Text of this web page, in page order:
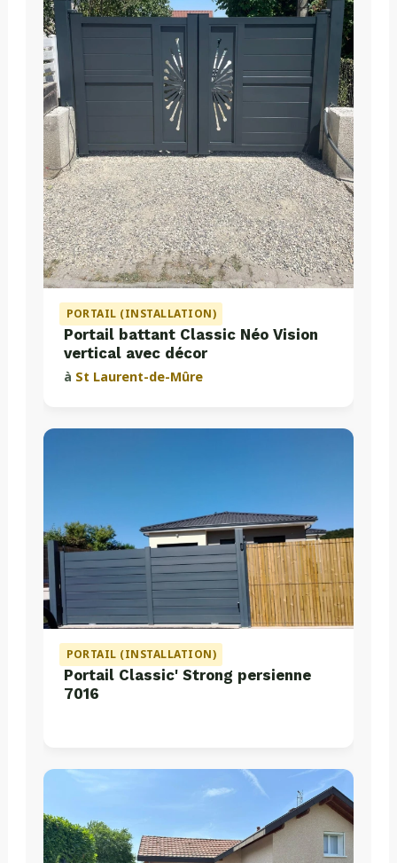
PORTAIL (INSTALLATION)
Portail battant Classic Néo Vision
vertical avec décor
à St Laurent-de-Mûre
PORTAIL (INSTALLATION)
Portail Classic' Strong persienne
7016